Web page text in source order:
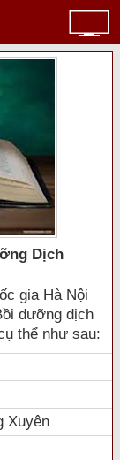
Dịch
gia Hà Nội
dưỡng dịch
thể như sau:
Xuyên